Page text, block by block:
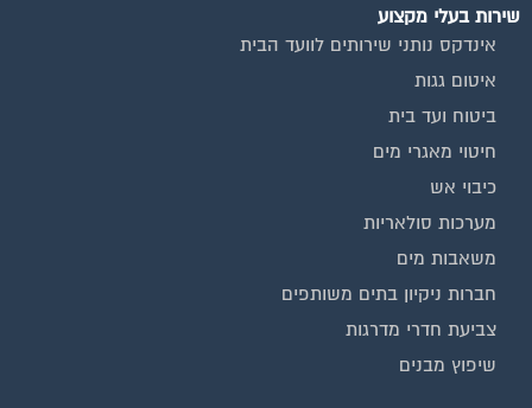
שירות בעלי מקצוע
אינדקס נותני שירותים לוועד הבית
איטום גגות
ביטוח ועד בית
חיטוי מאגרי מים
כיבוי אש
מערכות סולאריות
משאבות מים
חברות ניקיון בתים משותפים
צביעת חדרי מדרגות
שיפוץ מבנים